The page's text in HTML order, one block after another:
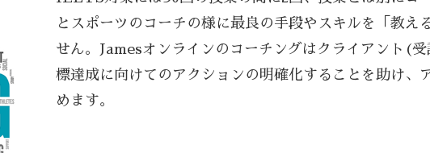
とスポーツのコーチの様に最良の手段やスキルを「教
せん。Jamesオンラインのコーチングはクライアント(
標達成に向けてのアクションの明確化することを助け、
めます。